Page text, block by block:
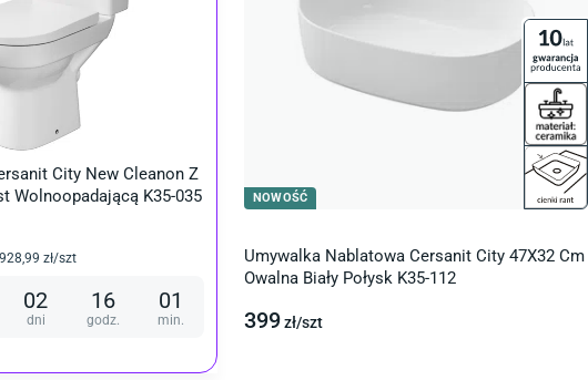
City New Cleanon Z
Wolnoopadającą K35-035
928 ,99 zł/szt
02
dni
16
godz.
01
min.
NOWOŚĆ
Umywalka Nablatowa Cersanit City 47X32 Cm
Owalna Biały Połysk K35-112
399zł/szt